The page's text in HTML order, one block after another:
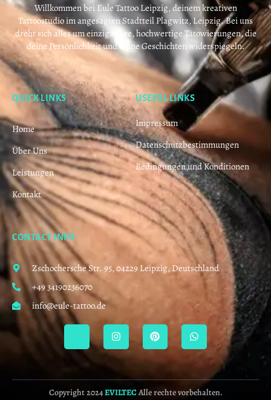
Willkommen bei Eule Tattoo Leipzig, deinem kreativen
Tattoostudio im angesagten Stadtteil Plagwitz, Leipzig. Bei uns
dreht sich alles um einzigartige, hochwertige Tätowierungen, die
deine Persönlichkeit und deine Geschichten widerspiegeln.
QUICK LINKS
Home
Über Uns
Leistungen
Kontakt
USEFUL LINKS
Impressum
Datenschutzbestimmungen
Bedingungen und Konditionen
CONTACT INFO
Zschochersche Str. 95, 04229 Leipzig, Deutschland
+49 34190236070
info@eule-tattoo.de
Copyright 2024EVILTEC Alle rechte vorbehalten.